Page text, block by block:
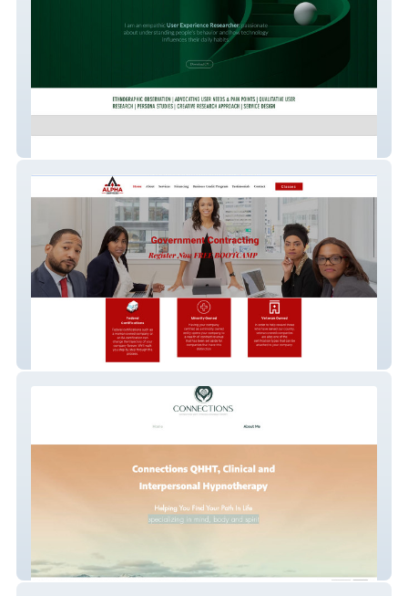
1AlphaServices
Connections Massage